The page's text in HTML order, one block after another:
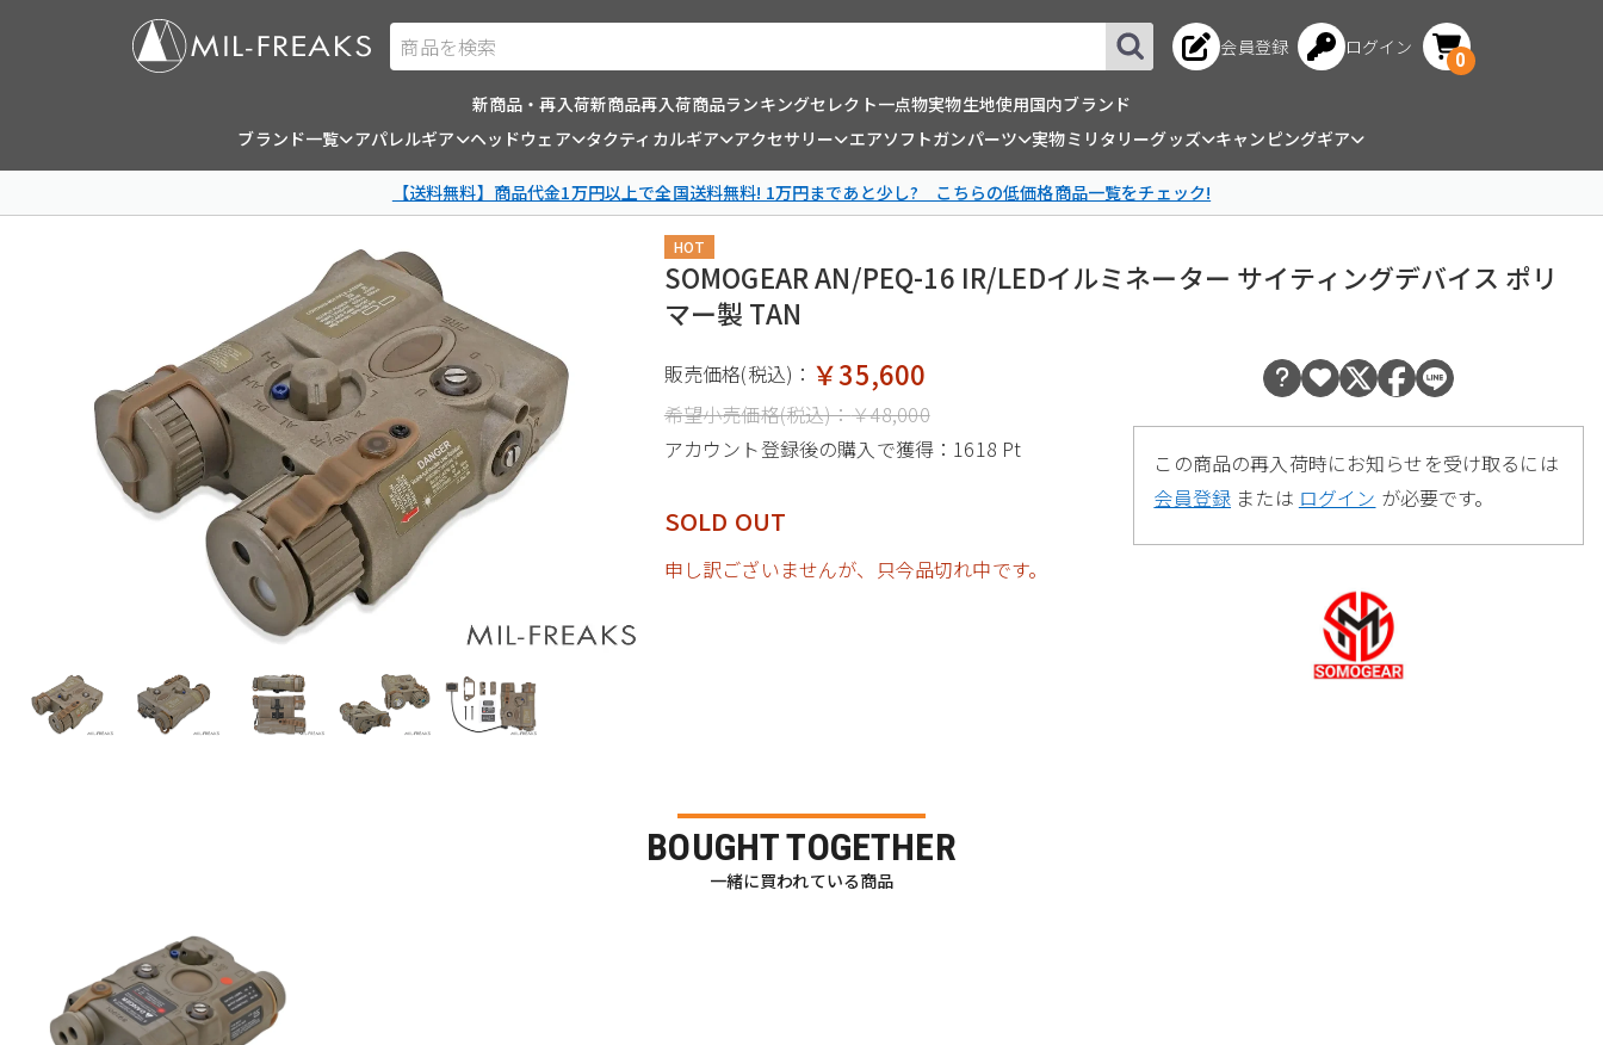
商品を検索 会員登録 ログイン
0
新商品・再入荷新商品再入荷商品ランキングセレクト一点物実物生地使用国内ブランド
ブランド一覧
アパレルギア ヘッドウェア タクティカルギア アクセサリー エアソフトガンパーツ 実物ミリタリーグッズ キャンピングギア
【送料無料】商品代金1万円以上で全国送料無料! 1万円まであと少し? こちらの低価格商品一覧をチェック!
HOT
SOMOGEAR AN/PEQ-16 IR/LEDイルミネーター サイティングデバイス ポリ
マー製 TAN
販売価格(税込)： ￥35,600
希望小売価格(税込)：￥48,000
アカウント登録後の購入で獲得： 1618 Pt
SOLD OUT
申し訳ございませんが、只今品切れ中です。
この商品の再入荷時にお知らせを受け取るには
会員登録 または ログイン が必要です。
BOUGHT TOGETHER
一緒に買われている商品